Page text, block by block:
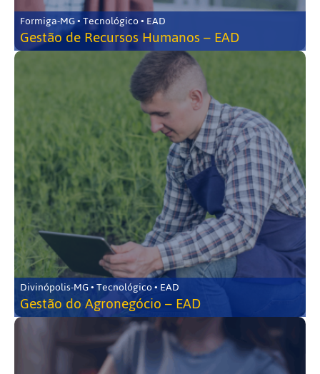
Formiga-MG • Tecnológico • EAD
Gestão de Recursos Humanos – EAD
Divinópolis-MG • Tecnológico • EAD
Gestão do Agronegócio – EAD